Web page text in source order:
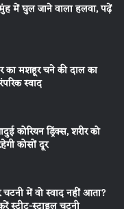
में घुल जाने वाला हलवा, पढ़ें
का मशहूर चने की दाल का
स्वाद
कोरियन ड्रिंक्स, शरीर को
कोसों दूर
में वो स्वाद नहीं आता?